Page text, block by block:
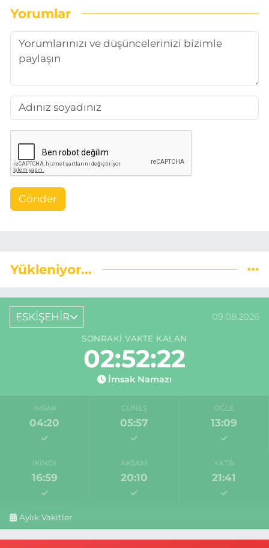
Yorumlar
Gönder
Yükleniyor...
ESKİŞEHİR 09.08.2026
SONRAKI VAKTE KALAN
02:52:21
İmsak Namazı
İMSAK
04:20
GÜNEŞ
05:57
ÖĞLE
13:09
İKINDI
16:59
AKŞAM
20:10
YATSI
21:41
Aylık Vakitler